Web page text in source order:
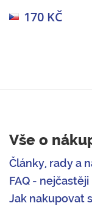
170 KČ
Vše o
Články, rady a
FAQ -
Jak nakupovat